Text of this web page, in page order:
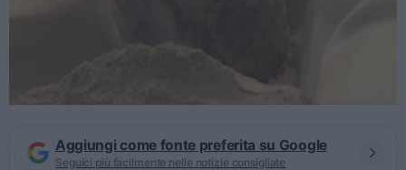
Aggiungi come fonte preferita su Google
Seguici più facilmente nelle notizie consigliate